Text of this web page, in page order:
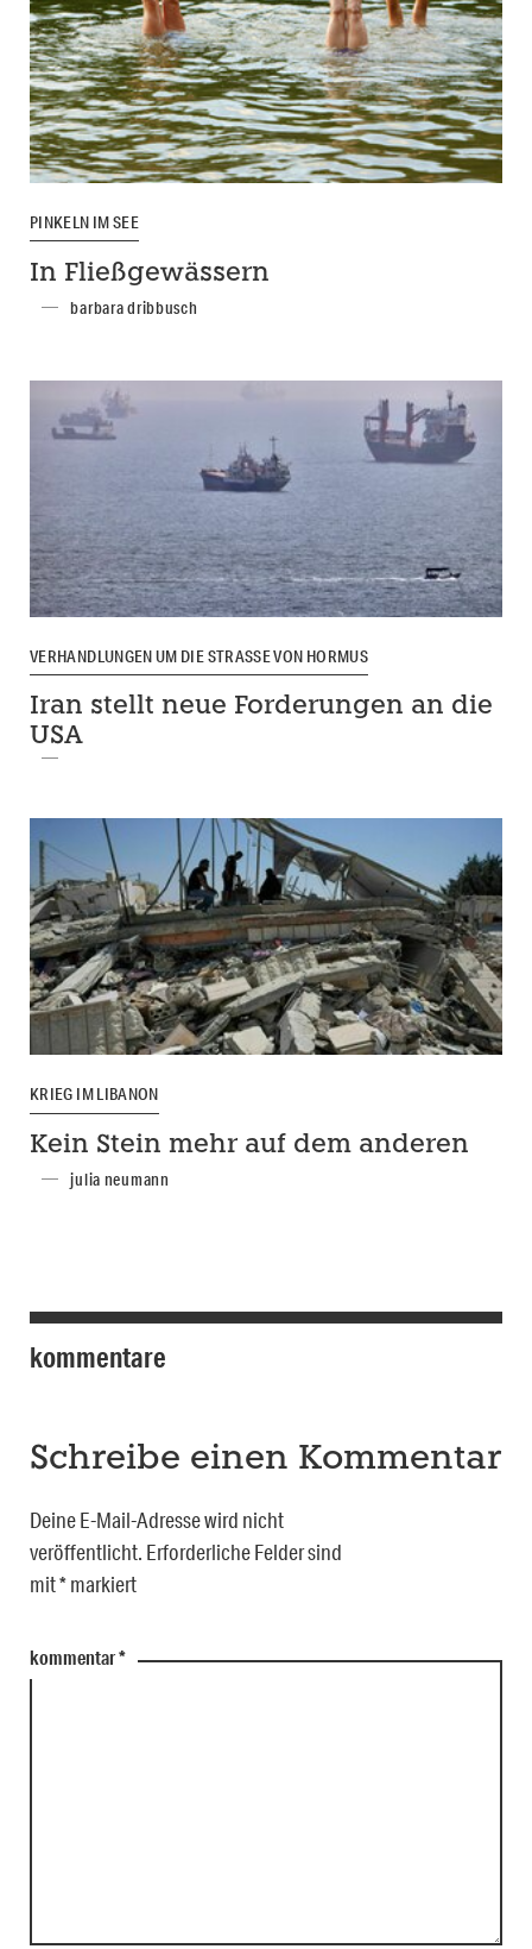
PINKELN IM SEE
In Fließgewässern
barbara dribbusch
VERHANDLUNGEN UM DIE STRASSE VON HORMUS
Iran stellt neue Forderungen an die
USA
KRIEG IM LIBANON
Kein Stein mehr auf dem anderen
julia neumann
kommentare
Schreibe einen Kommentar
Deine E-Mail-Adresse wird nicht
veröffentlicht. Erforderliche Felder sind
mit*markiert
kommentar*